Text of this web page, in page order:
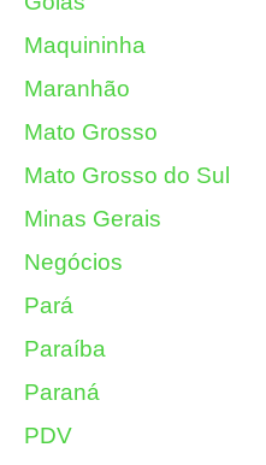
Maquininha
Maranhão
Mato Grosso
Mato Grosso do Sul
Minas Gerais
Negócios
Pará
Paraíba
Paraná
PDV